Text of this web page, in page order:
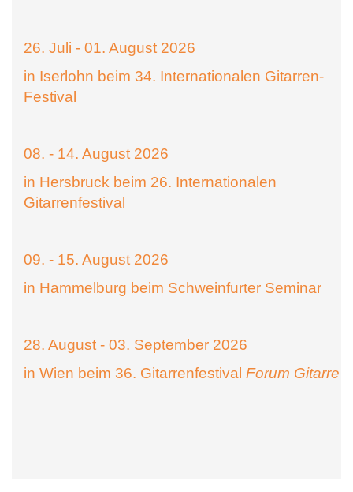
26. Juli - 01. August 2026
in Iserlohn beim 34. Internationalen Gitarren-
Festival
08. - 14. August 2026
in Hersbruck beim 26. Internationalen
Gitarrenfestival
09. - 15. August 2026
in Hammelburg beim Schweinfurter Seminar
28. August - 03. September 2026
in Wien beim 36. Gitarrenfestival Forum Gitarre